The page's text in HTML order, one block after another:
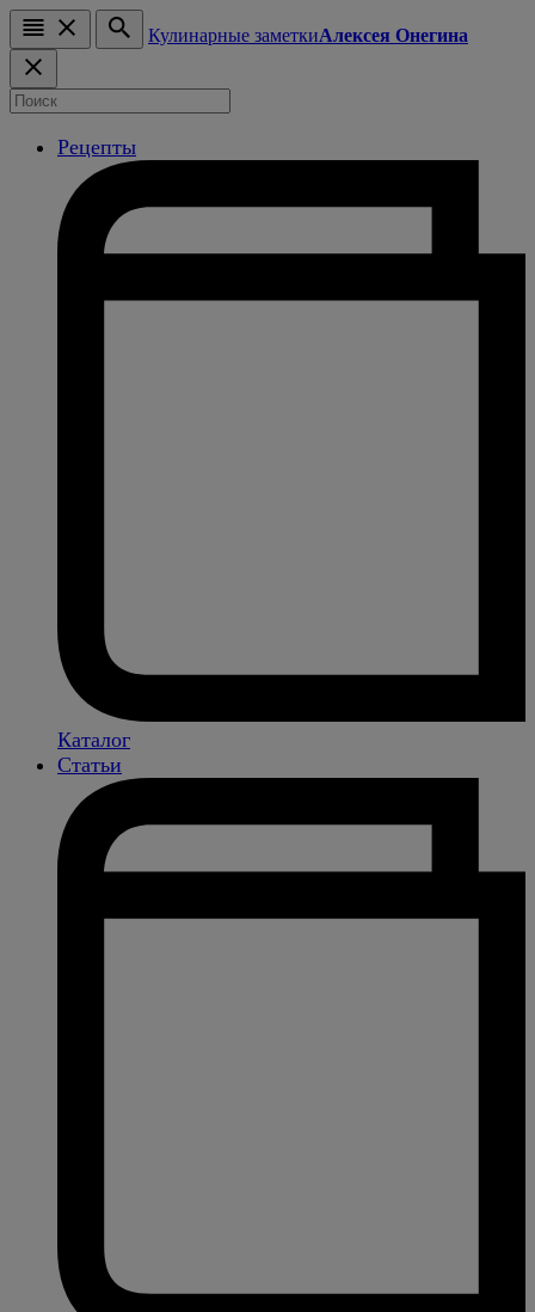
Кулинарные заметкиАлексея Онегина
Рецепты
Каталог
Статьи